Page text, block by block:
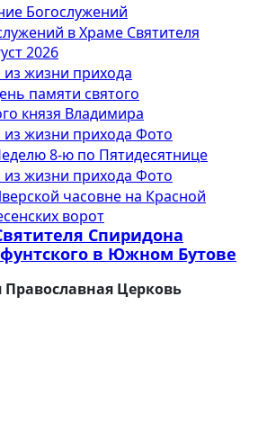
Богослужений
в Храме Святителя
2026
жизни прихода
памяти святого
князя Владимира
жизни прихода Фото
8-ю по Пятидесятнице
жизни прихода Фото
часовне на Красной
ворот
Спиридона
в Южном Бутове
Православная Церковь